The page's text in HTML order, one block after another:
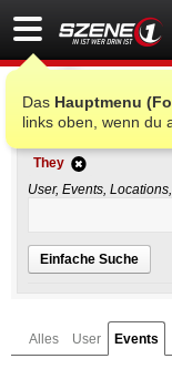
Das Hauptmenu
links oben, wenn du
Einfache
They
User, Events,
Einfache Suche
Alles User Events